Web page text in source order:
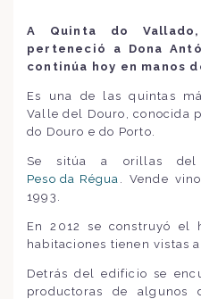
A Quinta do
perteneció a Dona
continúa hoy en manos
Es una de las quintas
Valle del Douro, conocida
do Douro e do Porto.
Se sitúa a orillas del
Peso da Régua
. Vende
1993.
En 2012 se construyó el
habitaciones tienen vistas
Detrás del edificio se
productoras de algunos